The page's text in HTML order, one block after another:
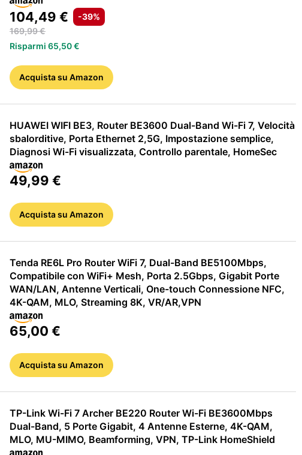
104,49 €
-39%
169,99 €
Risparmi 65,50 €
Acquistasu Amazon
HUAWEI WIFI BE3, Router BE3600 Dual-Band Wi-Fi 7, Velocità
sbalorditive, Porta Ethernet 2,5G, Impostazione semplice,
Diagnosi Wi-Fi visualizzata, Controllo parentale, HomeSec
49,99 €
Acquistasu Amazon
Tenda RE6L Pro Router WiFi 7, Dual-Band BE5100Mbps,
Compatibile con WiFi+ Mesh, Porta 2.5Gbps, Gigabit Porte
WAN/LAN, Antenne Verticali, One-touch Connessione NFC,
4K-QAM, MLO, Streaming 8K, VR/AR,VPN
65,00 €
Acquistasu Amazon
TP-Link Wi-Fi 7 Archer BE220 Router Wi-Fi BE3600Mbps
Dual-Band, 5 Porte Gigabit, 4 Antenne Esterne, 4K-QAM,
MLO, MU-MIMO, Beamforming, VPN, TP-Link HomeShield